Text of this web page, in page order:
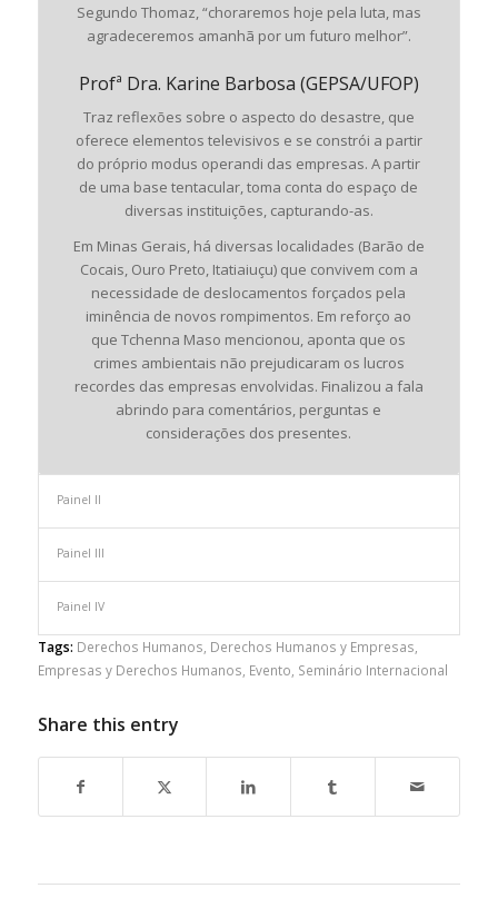
Segundo Thomaz, “choraremos hoje pela luta, mas
agradeceremos amanhã por um futuro melhor”.
Profª Dra. Karine Barbosa (GEPSA/UFOP)
Traz reflexões sobre o aspecto do desastre, que
oferece elementos televisivos e se constrói a partir
do próprio modus operandi das empresas. A partir
de uma base tentacular, toma conta do espaço de
diversas instituições, capturando-as.
Em Minas Gerais, há diversas localidades (Barão de
Cocais, Ouro Preto, Itatiaiuçu) que convivem com a
necessidade de deslocamentos forçados pela
iminência de novos rompimentos. Em reforço ao
que Tchenna Maso mencionou, aponta que os
crimes ambientais não prejudicaram os lucros
recordes das empresas envolvidas. Finalizou a fala
abrindo para comentários, perguntas e
considerações dos presentes.
Painel II
Painel III
Painel IV
Tags: Derechos Humanos Derechos Humanos y Empresas
Empresas y Derechos Humanos Evento Seminário Internacional
Share this entry